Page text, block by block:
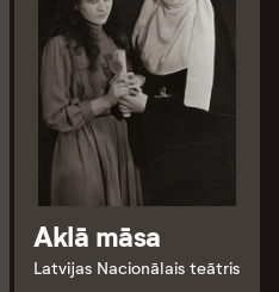
Aklā māsa
Latvijas Nacionālais teātris